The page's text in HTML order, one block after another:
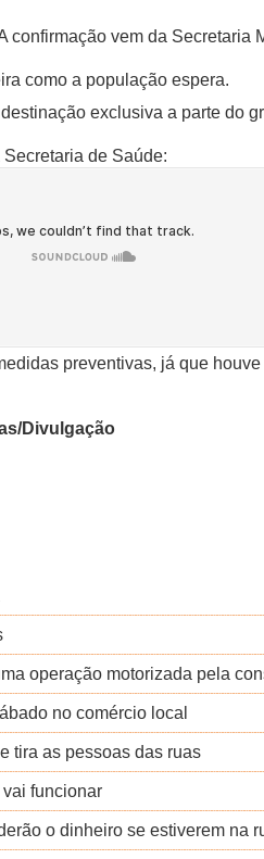
confirmação vem da Secretaria
como a população espera.
exclusiva a parte do
de Saúde:
preventivas, já que
Divulgação
operação motorizada pela
no comércio local
tira as pessoas das ruas
funcionar
o dinheiro se estiverem na